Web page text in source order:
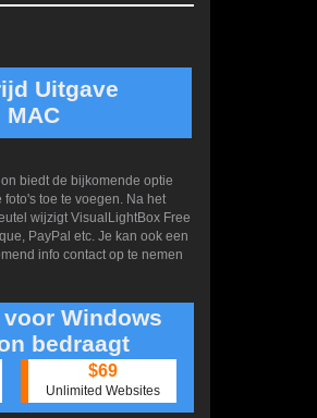
Uitgave
MAC
biedt de bijkomende optie
toe te voegen. Na het
wijzigt VisualLightBox Free
PayPal etc. Je kan ook een
info contact op te nemen
Windows
bedraagt
$69
Unlimited Websites